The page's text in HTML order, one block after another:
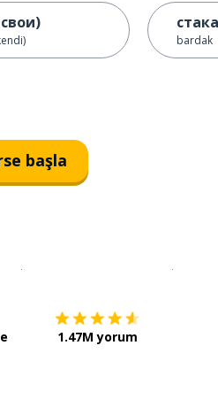
bardak
başla
1.47M yorum